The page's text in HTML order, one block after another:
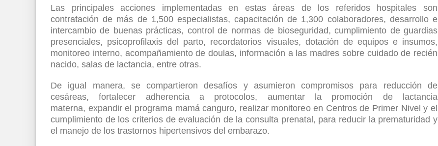
Las principales acciones implementadas en estas áreas de los referidos hospitales son
contratación de más de 1,500 especialistas, capacitación de 1,300 colaboradores, desarrollo e
intercambio de buenas prácticas, control de normas de bioseguridad, cumplimiento de guardias
presenciales, psicoprofilaxis del parto, recordatorios visuales, dotación de equipos e insumos,
monitoreo interno, acompañamiento de doulas, información a las madres sobre cuidado de recién
nacido, salas de lactancia, entre otras.
De igual manera, se compartieron desafíos y asumieron compromisos para reducción de
cesáreas, fortalecer adherencia a protocolos, aumentar la promoción de lactancia
materna, expandir el programa mamá canguro, realizar monitoreo en Centros de Primer Nivel y el
cumplimiento de los criterios de evaluación de la consulta prenatal, para reducir la prematuridad y
el manejo de los trastornos hipertensivos del embarazo.